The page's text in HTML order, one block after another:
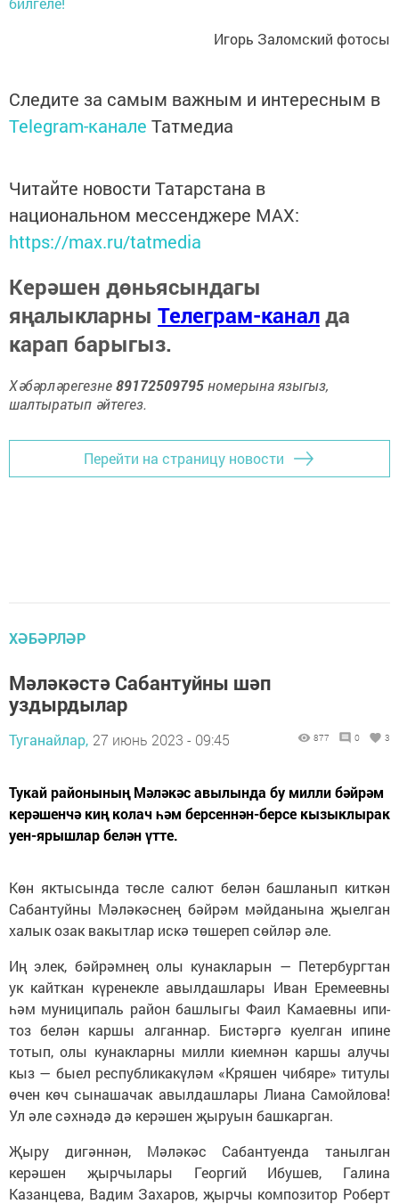
Игорь Заломский фотосы
Следите за самым важным и интересным в
Telegram-канале Татмедиа
Читайте новости Татарстана в
национальном мессенджере MАХ:
https://max.ru/tatmedia
Керәшен дөньясындагы
яңалыкларны Телеграм-каналда
карап барыгыз.
Хәбәрләрегезне89172509795номерына языгыз,
шалтыратып әйтегез.
Перейти на страницу новости
ХӘБӘРЛӘР
Мәләкәстә Сабантуйны шәп
уздырдылар
Туганайлар, 27 июнь 2023 - 09:45 877 0 3
Тукай районының Мәләкәс авылында бу милли бәйрәм
керәшенчә киң колач һәм берсеннән-берсе кызыклырак
уен-ярышлар белән үтте.
Көн яктысында төсле салют белән башланып киткән
Сабантуйны Мәләкәснең бәйрәм мәйданына җыелган
халык озак вакытлар искә төшереп сөйләр әле.
Иң элек, бәйрәмнең олы кунакларын — Петербургтан
ук кайткан күренекле авылдашлары Иван Еремеевны
һәм муниципаль район башлыгы Фаил Камаевны ипи-
тоз белән каршы алганнар. Бистәргә куелган ипине
тотып, олы кунакларны милли киемнән каршы алучы
кыз — быел республикакүләм «Кряшен чибяре» титулы
өчен көч сынашачак авылдашлары Лиана Самойлова!
Ул әле сәхнәдә дә керәшен җыруын башкарган.
Җыру дигәннән, Мәләкәс Сабантуенда танылган
керәшен җырчылары Георгий Ибушев, Галина
Казанцева, Вадим Захаров, җырчы композитор Роберт